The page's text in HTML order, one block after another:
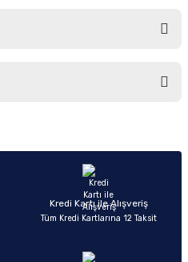
formunu kullanarak tarafımıza
bulunuyor.
siz yapın!
Kredi Kartı ile Alışveriş
Tüm Kredi Kartlarına 12 Taksit